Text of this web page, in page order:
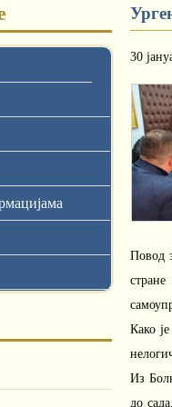
30
Повод
Како
Из
до